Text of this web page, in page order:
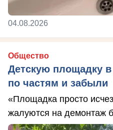
04.08.2026
Общество
Детскую площадку
по частям и забыли
«Площадка просто
жалуются на демонтаж